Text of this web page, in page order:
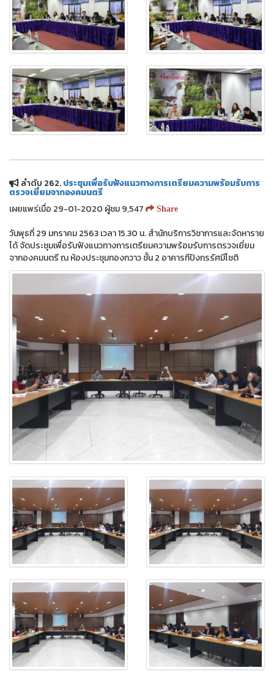
ลำดับ 262.ประชุมเพื่อรับฟังแนวทางการเตรียมความพร้อมรับการ
ตรวจเยี่ยมจากองคมนตรี
เผยแพร่เมื่อ 29-01-2020 ผู้ชม 9,547
Share
วันพุธที่ 29 มกราคม 2563 เวลา 15.30 น. สำนักบริการวิชาการและจัดหาราย
ได้ จัดประชุมเพื่อรับฟังแนวทางการเตรียมความพร้อมรับการตรวจเยี่ยม
จากองคมนตรี ณ ห้องประชุมทองกวาว ชั้น 2 อาคารทีปังกรรัศมีโชติ